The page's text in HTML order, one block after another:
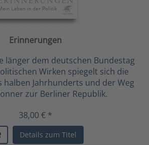
Erinnerungen
länger dem deutschen Bundestag
Wirken spiegelt sich die
halben Jahrhunderts und der Weg
zur Berliner Republik.
38,00 € *
Details zum Titel